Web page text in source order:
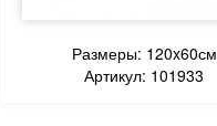
Размеры: 120x60см
Артикул: 101933